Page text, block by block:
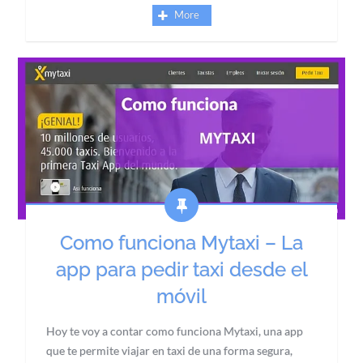
More
Como funciona Mytaxi – La
app para pedir taxi desde el
móvil
Hoy te voy a contar como funciona Mytaxi, una app
que te permite viajar en taxi de una forma segura,